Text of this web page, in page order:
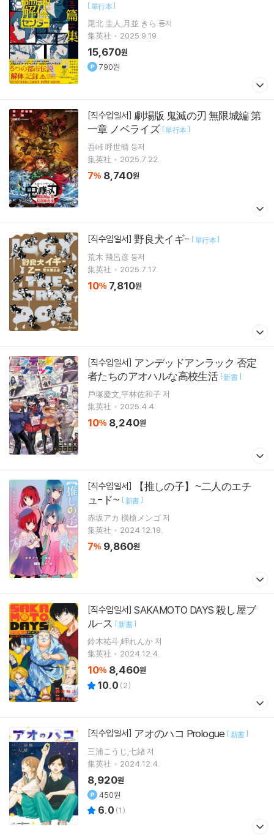
[單行本]
尾北 圭人,月並 きら 등저
集英社
2025.9.19.
15,670원
790원
[직수입일서]
一章 ノベライズ [單行本]
吾峠 呼世晴 등저
集英社
2025.7.22.
7% 8,740원
[직수입일서] 野良犬イギ- [單行本]
荒木 飛呂彦 등저
集英社
2025.7.17.
10% 7,810원
[직수입일서]
者たちのアオハルな高校生活 [新書]
戶塚慶文,平林佐和子 저
集英社
2025.4.4.
10% 8,240원
[직수입일서]
ュ-ド~ [ 新書]
赤坂アカ 橫槍メンゴ 저
集英社
2024.12.18.
7% 9,860원
[직수입일서] SAKAMOTO DAYS 殺し屋ブ
ル-ス [新書]
鈴木祐斗,岬れんか 저
集英社
2024.12.4.
10% 8,460원
10.0 (2)
[직수입일서] アオのハコ Prologue [ 新書]
三浦こうじ,七緖 저
集英社
2024.12.4.
8,920원
450원
6.0 (1)